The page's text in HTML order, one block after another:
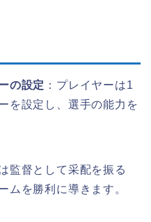
の設定 ：​ プレイヤーは1
を設定し、選手の能力を
監督として采配を振る
ムを勝利に導きます。